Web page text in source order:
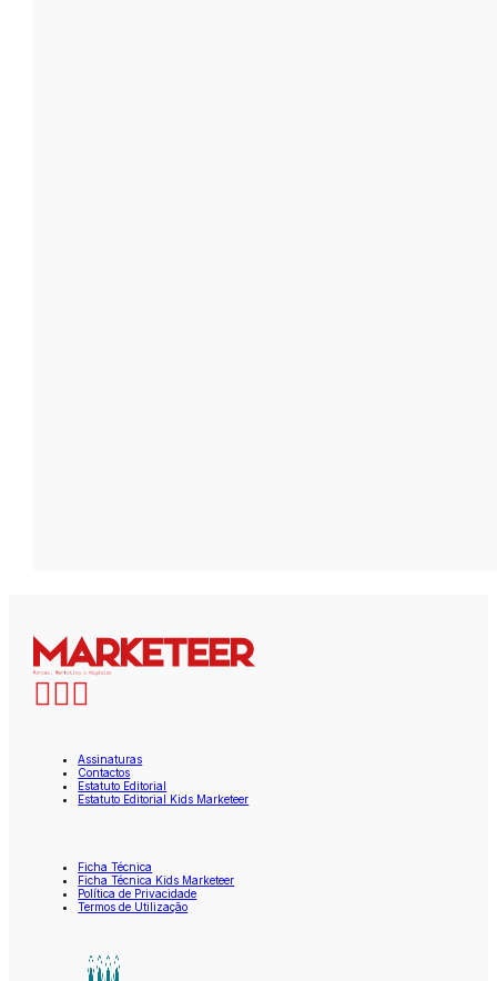
Assinaturas
Contactos
Estatuto Editorial
Estatuto Editorial Kids Marketeer
Ficha Técnica
Ficha Técnica Kids Marketeer
Política de Privacidade
Termos de Utilização